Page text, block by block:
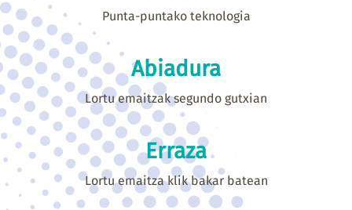
Punta-puntako teknologia
Abiadura
Lortu emaitzak segundo gutxian
Erraza
Lortu emaitza klik bakar batean